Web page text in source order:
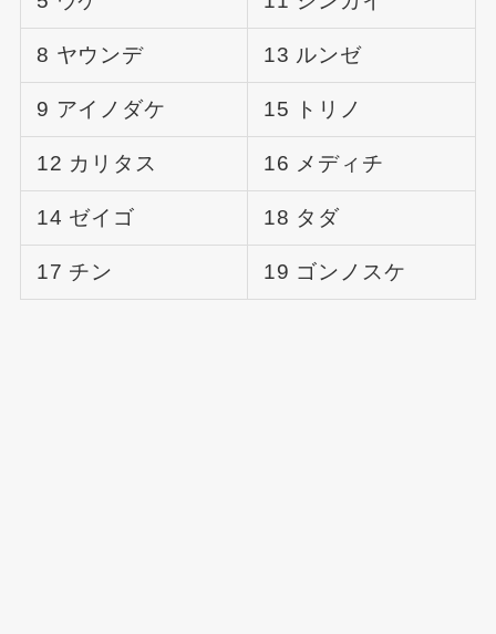
8 ヤウンデ 13 ルンゼ
9 アイノダケ 15 トリノ
12 カリタス 16 メディチ
14 ゼイゴ 18 タダ
17 チン 19 ゴンノスケ